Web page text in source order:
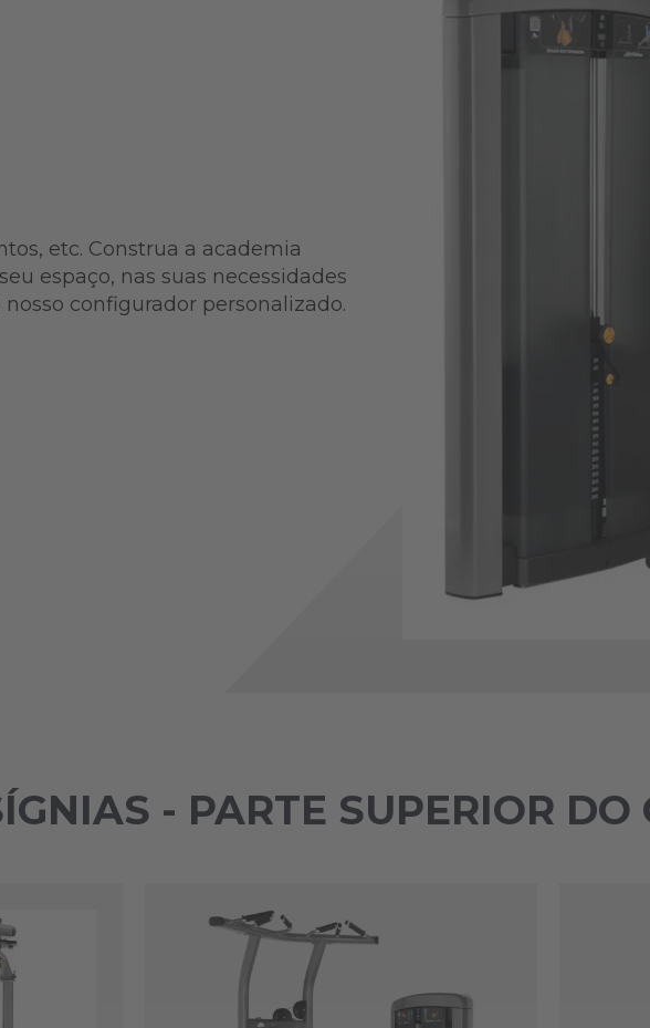
etc. Construa a academia
espaço, nas suas necessidades
configurador personalizado.
- PARTE SUPERIOR DO